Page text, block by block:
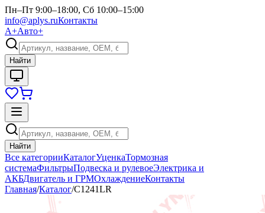
Пн–Пт 9:00–18:00, Сб 10:00–15:00
info@aplys.ruКонтакты
А+Авто+
Найти
Найти
Все категорииКаталогУценкаТормозная
системаФильтрыПодвеска и рулевоеЭлектрика и
АКБДвигатель и ГРМОхлаждениеКонтакты
Главная/Каталог/C1241LR